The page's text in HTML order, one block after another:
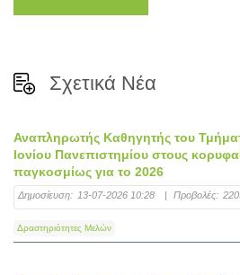
Σχετικά Νέα
Αναπληρωτής Καθηγητής του
Ιονίου Πανεπιστημίου στους
παγκοσμίως για το 2026
Δημοσίευση: 13-07-2026 10:28 | Προβολές:
Δραστηριότητες Μελών